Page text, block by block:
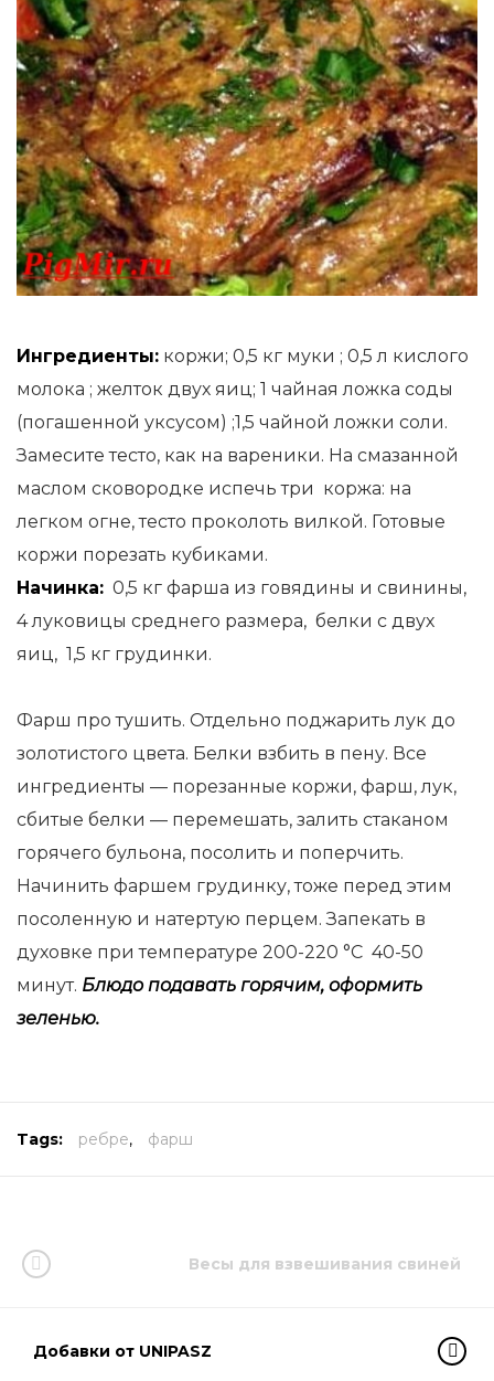
Ингредиенты: коржи; 0,5 кг муки ; 0,5 л кислого
молока ; желток двух яиц; 1 чайная ложка соды
(погашенной уксусом) ;1,5 чайной ложки соли.
Замесите тесто, как на вареники. На смазанной
маслом сковородке испечь три коржа: на
легком огне, тесто проколоть вилкой. Готовые
коржи порезать кубиками.
Начинка: 0,5 кг фарша из говядины и свинины,
4 луковицы среднего размера, белки с двух
яиц, 1,5 кг грудинки.
Фарш про тушить. Отдельно поджарить лук до
золотистого цвета. Белки взбить в пену. Все
ингредиенты — порезанные коржи, фарш, лук,
сбитые белки — перемешать, залить стаканом
горячего бульона, посолить и поперчить.
Начинить фаршем грудинку, тоже перед этим
посоленную и натертую перцем. Запекать в
духовке при температуре 200-220 °С 40-50
минут. Блюдо подавать горячим, оформить
зеленью.
Tags: ребре, фарш
Весы для взвешивания свиней
Добавки от UNIPASZ